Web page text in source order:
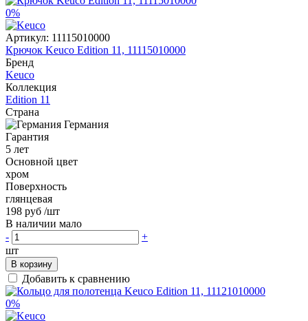
0%
Артикул: 11115010000
Крючок Keuco Edition 11, 11115010000
Бренд
Keuco
Коллекция
Edition 11
Страна
Германия
Гарантия
5 лет
Основной цвет
хром
Поверхность
глянцевая
198 руб /шт
В наличии мало
-
+
шт
В корзину
Добавить к сравнению
0%